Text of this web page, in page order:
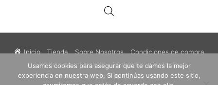
Inicio Tienda Sobre Nosotros
Condiciones de compra
Política de privacidad
Mi cuenta
Contacto
Finalizar compra
Carrito Etsy
Usamos cookies para asegurar que te damos la mejor
experiencia en nuestra web. Si continúas usando este sitio,